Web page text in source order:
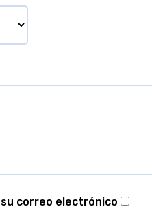
correo electrónico